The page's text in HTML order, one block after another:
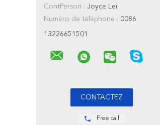
ContPerson : Joyce Lei
Numéro de téléphone : 0086
13226651501
Free call